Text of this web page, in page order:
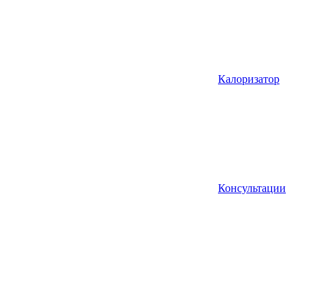
Калоризатор
Консультации